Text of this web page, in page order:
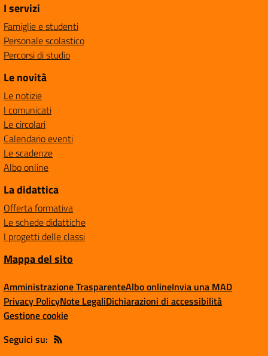
I servizi
Famiglie e studenti
Personale scolastico
Percorsi di studio
Le novità
Le notizie
I comunicati
Le circolari
Calendario eventi
Le scadenze
Albo online
La didattica
Offerta formativa
Le schede didattiche
I progetti delle classi
Mappa del sito
Amministrazione TrasparenteAlbo onlineInvia una MAD
Privacy PolicyNote LegaliDichiarazioni di accessibilità
Gestione cookie
Seguici su: